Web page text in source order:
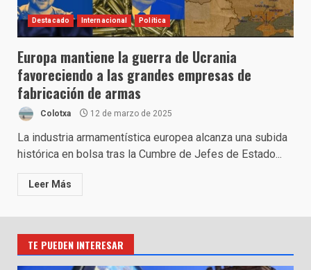
Destacado Internacional Política
Europa mantiene la guerra de Ucrania
favoreciendo a las grandes empresas de
fabricación de armas
Colotxa 12 de marzo de 2025
La industria armamentística europea alcanza una subida
histórica en bolsa tras la Cumbre de Jefes de Estado...
Leer Más
TE PUEDEN INTERESAR